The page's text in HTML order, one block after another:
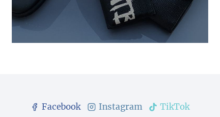
Facebook Instagram
TikTok